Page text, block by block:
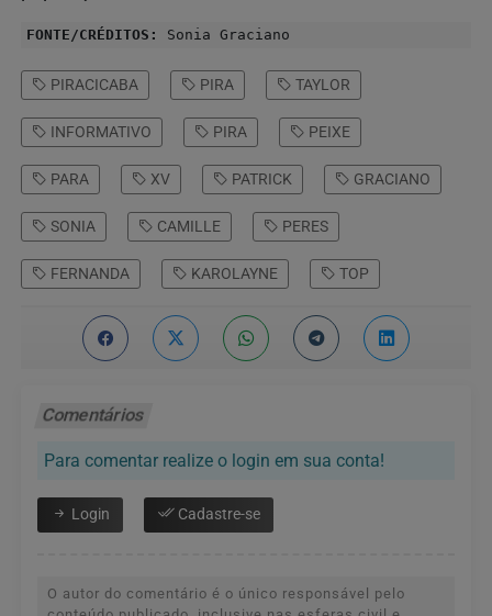
FONTE/CRÉDITOS: Sonia Graciano
PIRACICABA PIRA TAYLOR
INFORMATIVO PIRA PEIXE
PARA XV PATRICK GRACIANO
SONIA CAMILLE PERES
FERNANDA KAROLAYNE TOP
Comentários
Para comentar realize o login em sua conta!
Login Cadastre-se
O autor do comentário é o único responsável pelo